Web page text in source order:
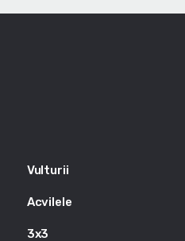
Vulturii
Acvilele
3x3